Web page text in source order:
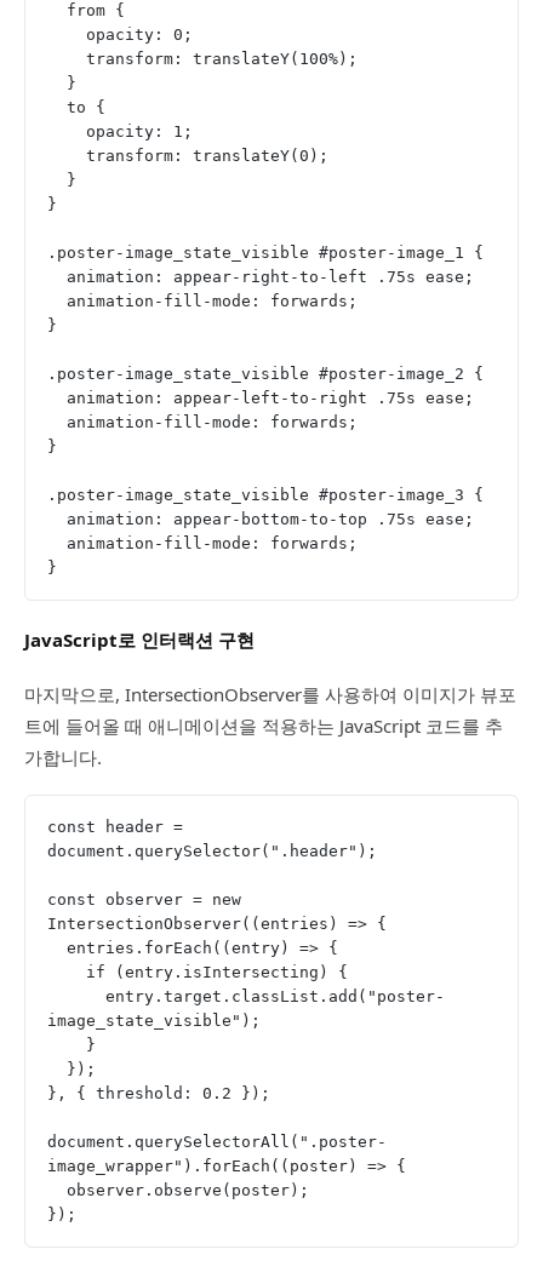
  from {
    opacity: 0;
    transform: translateY(100%);
  }
  to {
    opacity: 1;
    transform: translateY(0);
  }
}
.poster-image_state_visible #poster-image_1 {
  animation: appear-right-to-left .75s ease;
  animation-fill-mode: forwards;
}
.poster-image_state_visible #poster-image_2 {
  animation: appear-left-to-right .75s ease;
  animation-fill-mode: forwards;
}
.poster-image_state_visible #poster-image_3 {
  animation: appear-bottom-to-top .75s ease;
  animation-fill-mode: forwards;
}
JavaScript로 인터랙션 구현
마지막으로, IntersectionObserver를 사용하여 이미지가 뷰포
트에 들어올 때 애니메이션을 적용하는 JavaScript 코드를 추
가합니다.
const header =
document.querySelector(".header");
const observer = new
IntersectionObserver((entries) => {
  entries.forEach((entry) => {
    if (entry.isIntersecting) {
image_state_visible");
    }
  });
}, { threshold: 0.2 });
document.querySelectorAll(".poster-
image_wrapper").forEach((poster) => {
  observer.observe(poster);
});